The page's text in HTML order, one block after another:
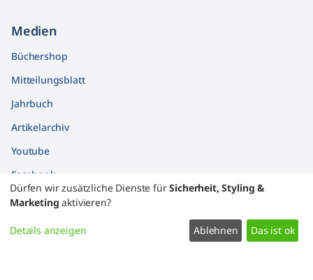
Medien
Büchershop
Mitteilungsblatt
Jahrbuch
Artikelarchiv
Youtube
Facebook
Findbücher
Widerrufsformular
Dürfen wir zusätzliche Dienste fürSicherheit, Styling &
Marketing aktivieren?
Details anzeigen Ablehnen Das ist ok